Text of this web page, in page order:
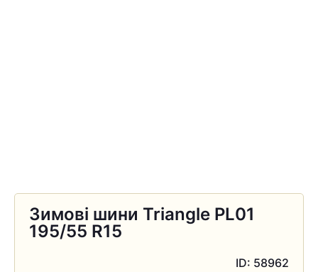
Зимові шини Triangle PL01
195/55 R15
ID: 58962